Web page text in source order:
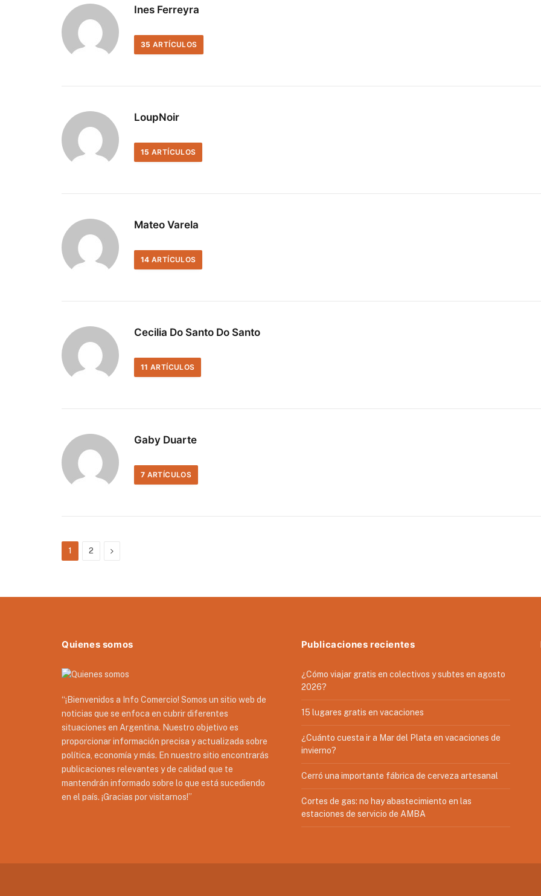
Ines Ferreyra
35 ARTÍCULOS
LoupNoir
15 ARTÍCULOS
Mateo Varela
14 ARTÍCULOS
Cecilia Do Santo Do Santo
11 ARTÍCULOS
Gaby Duarte
7 ARTÍCULOS
1 2 Siguiente
Quienes somos
“¡Bienvenidos a Info Comercio! Somos un sitio web de
noticias que se enfoca en cubrir diferentes
situaciones en Argentina. Nuestro objetivo es
proporcionar información precisa y actualizada sobre
política, economía y más. En nuestro sitio encontrarás
publicaciones relevantes y de calidad que te
mantendrán informado sobre lo que está sucediendo
en el país. ¡Gracias por visitarnos!”
Publicaciones recientes
¿Cómo viajar gratis en colectivos y subtes en agosto
2026?
15 lugares gratis en vacaciones
¿Cuánto cuesta ir a Mar del Plata en vacaciones de
invierno?
Cerró una importante fábrica de cerveza artesanal
Cortes de gas: no hay abastecimiento en las
estaciones de servicio de AMBA